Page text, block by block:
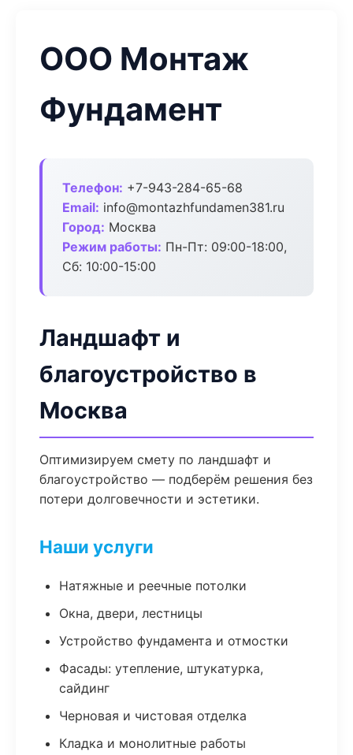
ООО Монтаж
Фундамент
Телефон: +7-943-284-65-68
Email: info@montazhfundamen381.ru
Город: Москва
Режим работы: Пн-Пт: 09:00-18:00,
Сб: 10:00-15:00
Ландшафт и
благоустройство в
Москва
Оптимизируем смету по ландшафт и
благоустройство — подберём решения без
потери долговечности и эстетики.
Наши услуги
Натяжные и реечные потолки
Окна, двери, лестницы
Устройство фундамента и отмостки
Фасады: утепление, штукатурка,
сайдинг
Черновая и чистовая отделка
Кладка и монолитные работы